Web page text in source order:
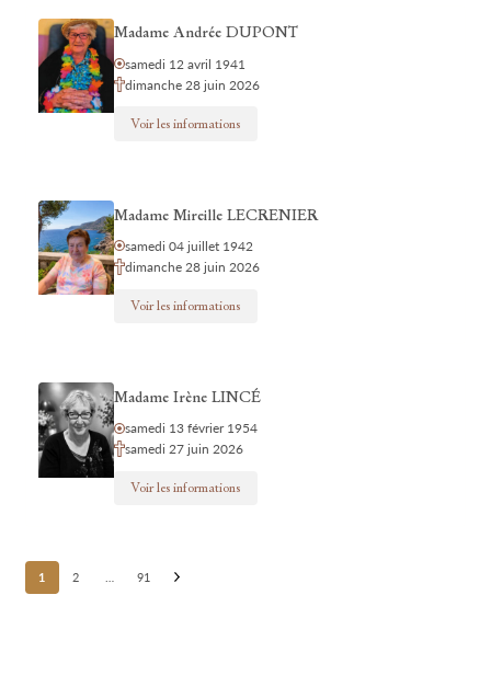
Madame Andrée DUPONT
samedi 12 avril 1941
dimanche 28 juin 2026
Voir les informations
Madame Mireille LECRENIER
samedi 04 juillet 1942
dimanche 28 juin 2026
Voir les informations
Madame Irène LINCÉ
samedi 13 février 1954
samedi 27 juin 2026
Voir les informations
Posts
pagination
1 2 91